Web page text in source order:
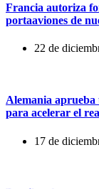
Francia autoriza
portaaviones de
22 de
Alemania aprueba
para acelerar el
17 de